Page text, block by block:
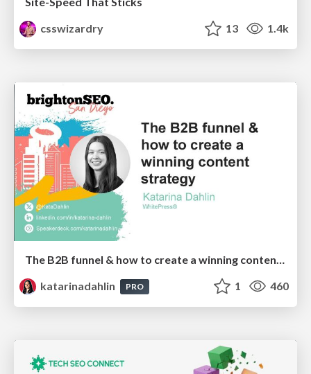
csswizardry
13 1.4k
The B2B funnel & how to create a winning content strategy
katarinadahlin
PRO 1 460